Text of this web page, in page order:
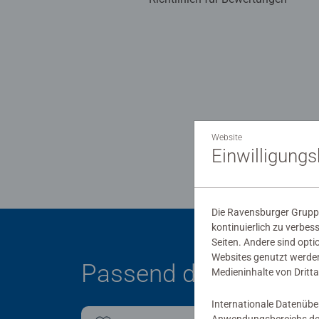
Passend dazu
Website
Die Ravensburger
kontinuierlich zu
Seiten. Andere sind
Websites genutzt
Medieninhalte von
Internationale